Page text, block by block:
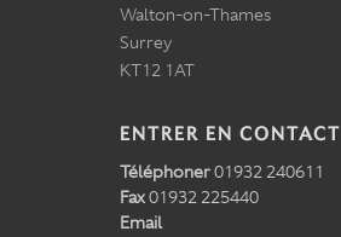
Walton-on-Thames
Surrey
KT12 1AT
ENTRER EN CONTACT
Téléphoner01932 240611
Fax01932 225440
Email